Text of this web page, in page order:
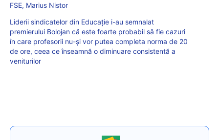
FSE, Marius Nistor
Liderii sindicatelor din Educație i-au semnalat
premierului Bolojan că este foarte probabil să fie cazuri
în care profesorii nu-și vor putea completa norma de 20
de ore, ceea ce înseamnă o diminuare consistentă a
veniturilor